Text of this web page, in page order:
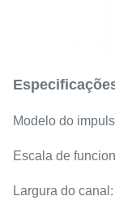
Modelo do
Escala de
Largura do